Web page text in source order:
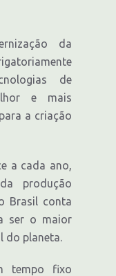
da
de
e mais
a criação
a cada ano,
produção
Brasil conta
ser o maior
do planeta.
tempo fixo